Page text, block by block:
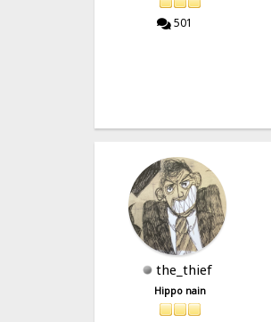
501
the_thief
Hippo nain